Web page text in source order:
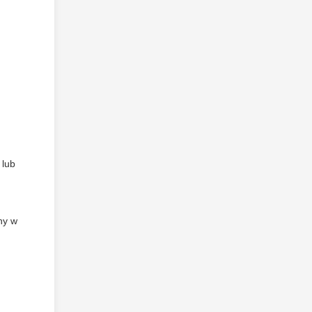
lub
w